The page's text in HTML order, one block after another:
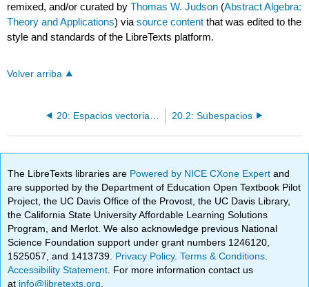
remixed, and/or curated byThomas W. Judson (Abstract Algebra:
Theory and Applications) viasource content that was edited to the
style and standards of the LibreTexts platform.
Volver arriba
20.2: Subespacios
The LibreTexts libraries are Powered by NICE CXone Expertand
are supported by the Department of Education Open Textbook Pilot
Project, the UC Davis Office of the Provost, the UC Davis Library,
the California State University Affordable Learning Solutions
Program, and Merlot. We also acknowledge previous National
Science Foundation support under grant numbers 1246120,
1525057, and 1413739. Privacy Policy.Terms & Conditions
Accessibility Statement . For more information contact us
at info@libretexts.org